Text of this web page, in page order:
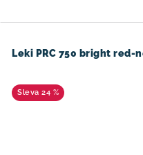
Leki PRC 750 bright
24 %